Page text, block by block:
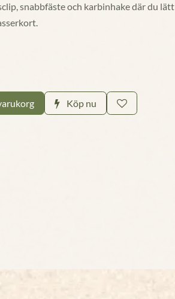
snabbfäste och karbinhake där du lätt
Köp nu